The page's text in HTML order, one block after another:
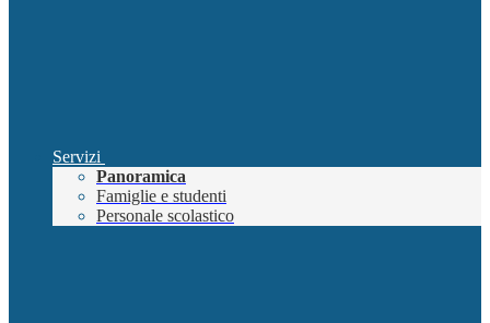
Servizi
Panoramica
Famiglie e studenti
Personale scolastico